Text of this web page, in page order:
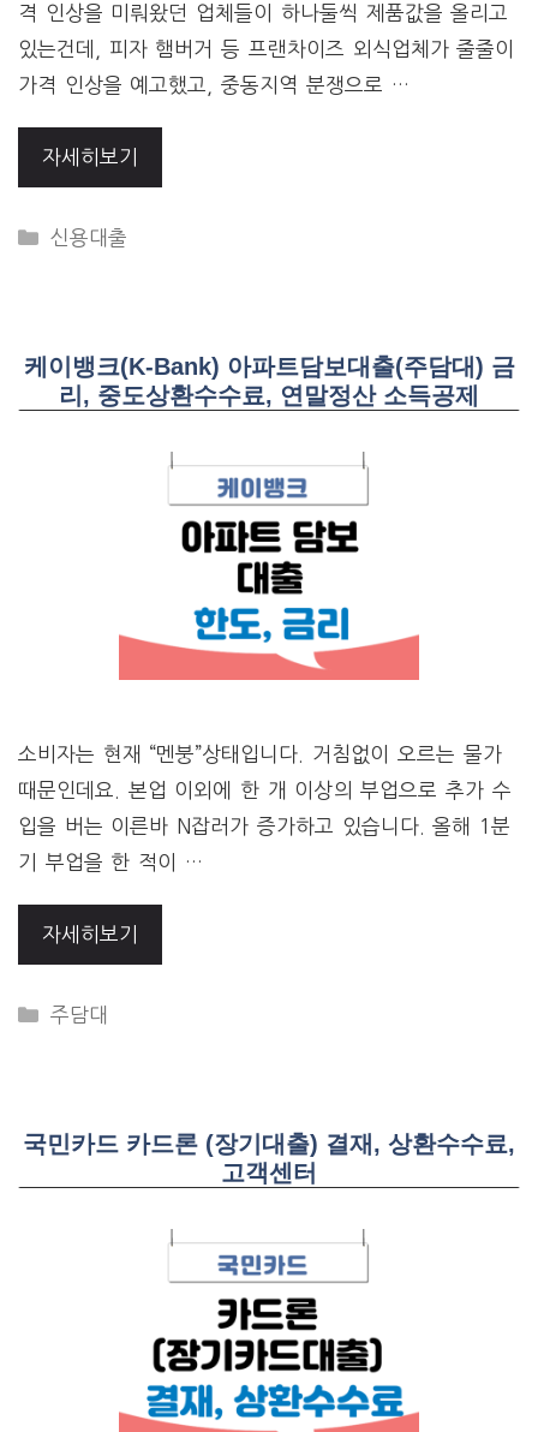
격 인상을 미뤄왔던 업체들이 하나둘씩 제품값을 올리고
있는건데, 피자 햄버거 등 프랜차이즈 외식업체가 줄줄이
가격 인상을 예고했고, 중동지역 분쟁으로 …
자세히보기
CATEGORIES
신용대출
케이뱅크(K-Bank) 아파트담보대출(주담대) 금
리, 중도상환수수료, 연말정산 소득공제
소비자는 현재 “멘붕”상태입니다. 거침없이 오르는 물가
때문인데요. 본업 이외에 한 개 이상의 부업으로 추가 수
입을 버는 이른바 N잡러가 증가하고 있습니다. 올해 1분
기 부업을 한 적이 …
자세히보기
CATEGORIES
주담대
국민카드 카드론 (장기대출) 결재, 상환수수료,
고객센터